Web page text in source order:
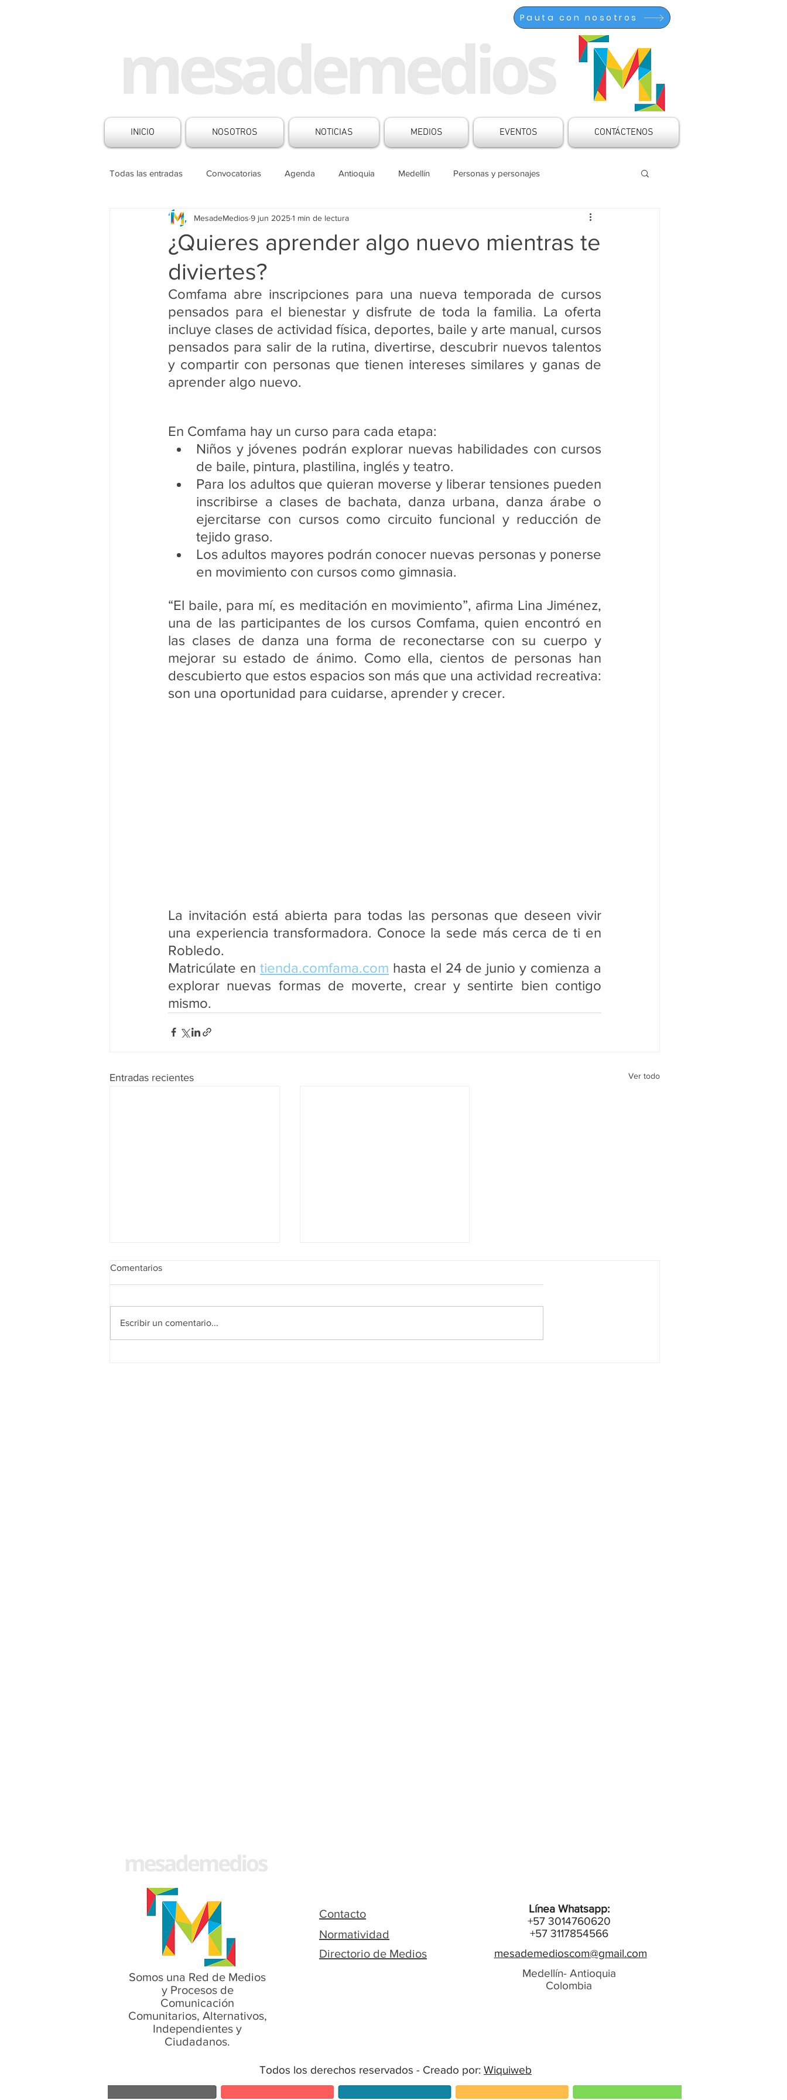
Pauta con nosotros
INICIO NOSOTROS NOTICIAS MEDIOS EVENTOS CONTÁCTENOS
Todas las entradas Convocatorias Agenda Antioquia Medellín Personas y personajes
Historias de Medios Noticias Mesa de Medios Articulaciones
Noticias Nacionales Institucional
Congreso Festivales de Cine
¿Quieres aprender algo nuevo mientras te
diviertes?
MesadeMedios 9 jun 20251 min de lectura
Comfama abre inscripciones para una nueva temporada de cursos
pensados para el bienestar y disfrute de toda la familia. La oferta
incluye clases de actividad física, deportes, baile y arte manual, cursos
pensados para salir de la rutina, divertirse, descubrir nuevos talentos
y compartir con personas que tienen intereses similares y ganas de
aprender algo nuevo.
En Comfama hay un curso para cada etapa:
Niños y jóvenes podrán explorar nuevas habilidades con cursos
de baile, pintura, plastilina, inglés y teatro.
Para los adultos que quieran moverse y liberar tensiones pueden
inscribirse a clases de bachata, danza urbana, danza árabe o
ejercitarse con cursos como circuito funcional y reducción de
tejido graso.
Los adultos mayores podrán conocer nuevas personas y ponerse
en movimiento con cursos como gimnasia.
“El baile, para mí, es meditación en movimiento”, afirma Lina Jiménez,
una de las participantes de los cursos Comfama, quien encontró en
las clases de danza una forma de reconectarse con su cuerpo y
mejorar su estado de ánimo. Como ella, cientos de personas han
descubierto que estos espacios son más que una actividad recreativa:
son una oportunidad para cuidarse, aprender y crecer.
La invitación está abierta para todas las personas que deseen vivir
una experiencia transformadora. Conoce la sede más cerca de ti en
Robledo.
Matricúlate en tienda.comfama.com hasta el 24 de junio y comienza a
explorar nuevas formas de moverte, crear y sentirte bien contigo
mismo.
Entradas recientes Ver todo
Comentarios
Escribir un comentario...
Somos una Red de Medios
y Procesos de
Comunicación
Comunitarios, Alternativos,
Independientes y
Ciudadanos.
Contacto
Normatividad
Directorio de Medios
Línea Whatsapp:
+57 3014760620
+57 3117854566
mesademedioscom@gmail.com
Medellín- Antioquia
Colombia
Todos los derechos reservados - Creado por: Wiquiweb